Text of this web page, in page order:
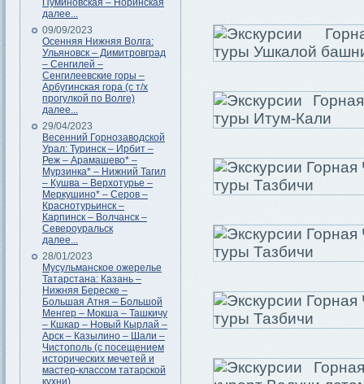
Пуминовская – Норинская
далее...
09/09/2023
Осенняя Нижняя Волга:
Ульяновск – Димитровград
– Сенгилей –
Сенгилеевские горы –
Арбугинская гора (с т/х
прогулкой по Волге)
далее...
29/04/2023
Весенний Горнозаводской
Урал: Туринск – Ирбит –
Реж – Арамашево* –
Мурзинка* – Нижний Тагил
– Кушва – Верхотурье –
Меркушино* – Серов –
Краснотурьинск –
Карпинск – Волчанск –
Североуральск
далее...
28/01/2023
Мусульманское ожерелье
Татарстана: Казань –
Нижняя Береске –
Большая Атня – Большой
Менгер – Мокша – Ташкичу
– Кшкар – Новый Кырлай –
Арск – Казылино – Шали –
Чистополь (с посещением
исторических мечетей и
мастер-классом татарской
кухни)